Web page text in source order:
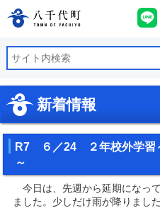
八千代町公式ホ
新着情報
R7 ６／24 ２年校外学習
～
今日は、先週から延期になっ
ました。少しだけ雨が降りまし